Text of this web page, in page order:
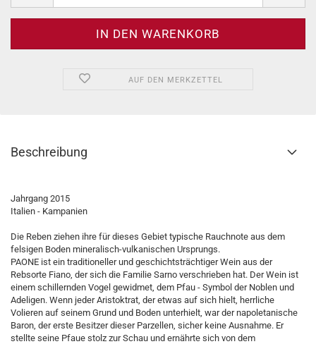
AUF DEN MERKZETTEL
Beschreibung
Jahrgang 2015
Italien - Kampanien
Die Reben ziehen ihre für dieses Gebiet typische Rauchnote aus dem
felsigen Boden mineralisch-vulkanischen Ursprungs.
PAONE ist ein traditioneller und geschichtsträchtiger Wein aus der
Rebsorte Fiano, der sich die Familie Sarno verschrieben hat. Der Wein ist
einem schillernden Vogel gewidmet, dem Pfau - Symbol der Noblen und
Adeligen. Wenn jeder Aristoktrat, der etwas auf sich hielt, herrliche
Volieren auf seinem Grund und Boden unterhielt, war der napoletanische
Baron, der erste Besitzer dieser Parzellen, sicher keine Ausnahme. Er
stellte seine Pfaue stolz zur Schau und ernährte sich von dem